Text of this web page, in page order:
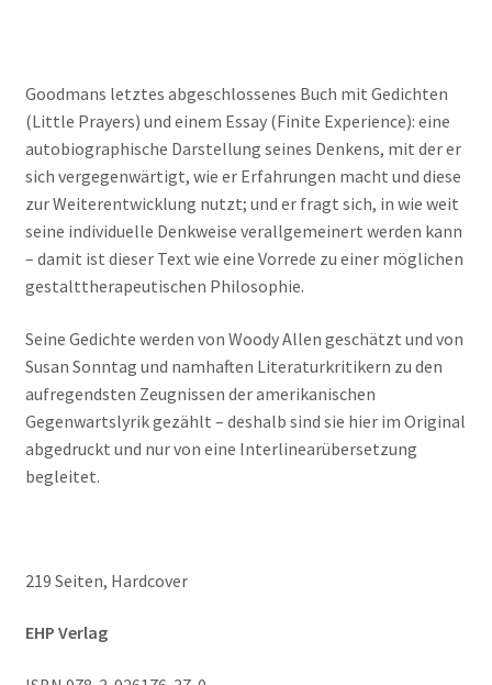
Goodmans letztes abgeschlossenes Buch mit Gedichten
(Little Prayers) und einem Essay (Finite Experience): eine
autobiographische Darstellung seines Denkens, mit der er
sich vergegenwärtigt, wie er Erfahrungen macht und diese
zur Weiterentwicklung nutzt; und er fragt sich, in wie weit
seine individuelle Denkweise verallgemeinert werden kann
– damit ist dieser Text wie eine Vorrede zu einer möglichen
gestalttherapeutischen Philosophie.
Seine Gedichte werden von Woody Allen geschätzt und von
Susan Sonntag und namhaften Literaturkritikern zu den
aufregendsten Zeugnissen der amerikanischen
Gegenwartslyrik gezählt – deshalb sind sie hier im Original
abgedruckt und nur von eine Interlinearübersetzung
begleitet.
219 Seiten, Hardcover
EHP Verlag